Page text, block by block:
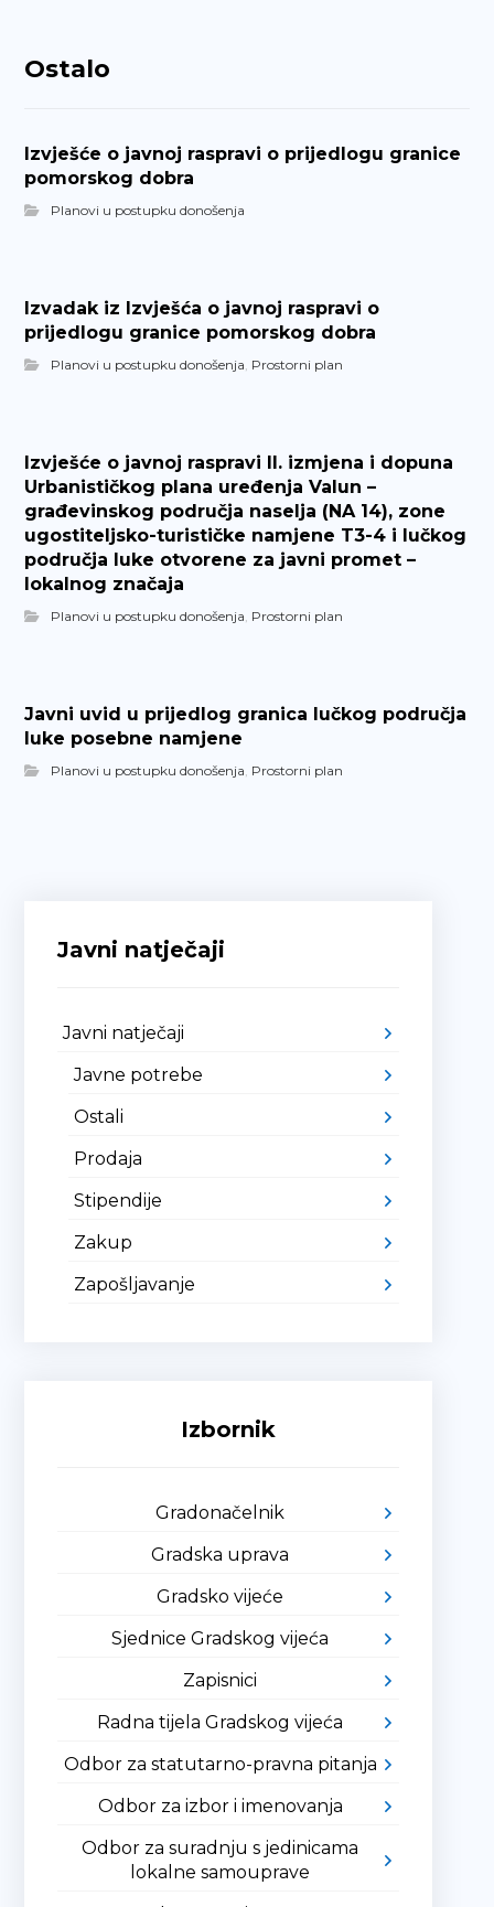
Ostalo
Izvješće o javnoj raspravi o prijedlogu granice
pomorskog dobra
Planovi u postupku donošenja
Izvadak iz Izvješća o javnoj raspravi o
prijedlogu granice pomorskog dobra
Planovi u postupku donošenja, Prostorni plan
Izvješće o javnoj raspravi II. izmjena i dopuna
Urbanističkog plana uređenja Valun –
građevinskog područja naselja (NA 14), zone
ugostiteljsko-turističke namjene T3-4 i lučkog
područja luke otvorene za javni promet –
lokalnog značaja
Planovi u postupku donošenja, Prostorni plan
Javni uvid u prijedlog granica lučkog područja
luke posebne namjene
Planovi u postupku donošenja, Prostorni plan
Javni natječaji
Javni natječaji
Javne potrebe
Ostali
Prodaja
Stipendije
Zakup
Zapošljavanje
Izbornik
Gradonačelnik
Gradska uprava
Gradsko vijeće
Sjednice Gradskog vijeća
Zapisnici
Radna tijela Gradskog vijeća
Odbor za statutarno-pravna pitanja
Odbor za izbor i imenovanja
Odbor za suradnju s jedinicama
lokalne samouprave